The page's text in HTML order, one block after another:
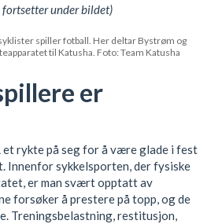
fortsetter under bildet)
spiller fotball. Her deltar Bystrøm og
til Katusha. Foto: Team Katusha
er
et ryktepå seg for å være glade i fest
sykkelsporten, der fysiske
er man svært opptatt av
forsøker å prestere på topp, og de
Treningsbelastning, restitusjon,